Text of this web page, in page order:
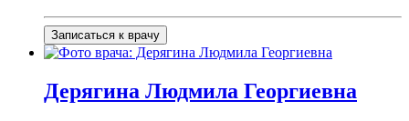
Записаться к врачу
Дерягина Людмила Георгиевна